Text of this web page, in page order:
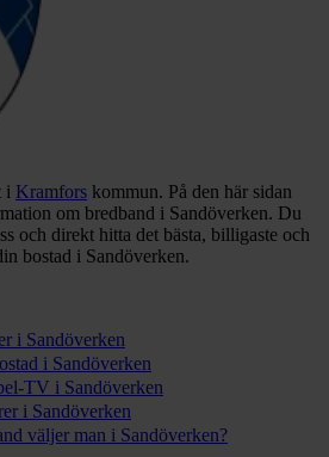
i Kramfors kommun. På den här sidan
om bredband i Sandöverken. Du
och direkt hitta det bästa, billigaste och
bostad i Sandöverken.
i Sandöverken
i Sandöverken
TV i Sandöverken
i Sandöverken
väljer man i Sandöverken?